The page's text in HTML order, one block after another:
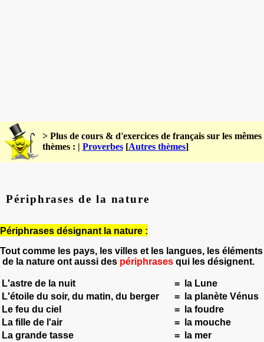
> Plus de cours & d'exercices de français sur les mêmes
thèmes : | Proverbes [Autres thèmes]
Périphrases de la nature
Périphrases désignant la nature :
Tout comme les pays, les villes et les langues, les éléments
de la nature ont aussi des périphrases qui les désignent.
L'astre de la nuit =
la Lune
L'étoile du soir, du matin, du berger
=
la planète Vénus
Le feu du ciel
=
la foudre
La fille de l'air
=
la mouche
La grande tasse
=
la mer